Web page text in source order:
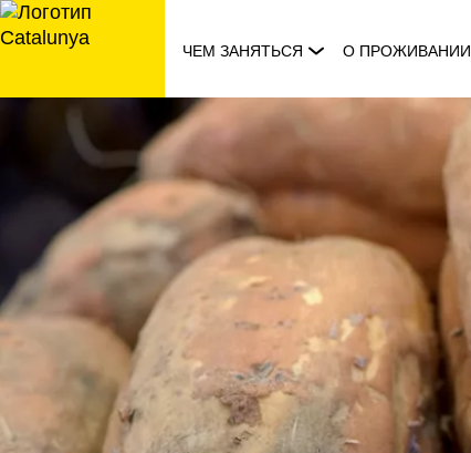
перейти
к
ЧЕМ ЗАНЯТЬСЯ О ПРОЖИВАНИИ